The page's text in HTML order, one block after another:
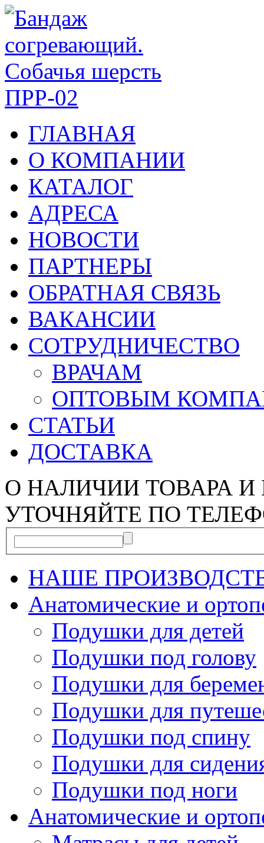
ГЛАВНАЯ
О КОМПАНИИ
КАТАЛОГ
АДРЕСА
НОВОСТИ
ПАРТНЕРЫ
ОБРАТНАЯ СВЯЗЬ
ВАКАНСИИ
СОТРУДНИЧЕСТВО
ВРАЧАМ
ОПТОВЫМ
СТАТЬИ
ДОСТАВКА
О НАЛИЧИИ ТОВАРА
УТОЧНЯЙТЕ ПО
НАШЕ
Анатомические и
Подушки для детей
Подушки под голову
Подушки для
Подушки для
Подушки под спину
Подушки для
Подушки под ноги
Анатомические и